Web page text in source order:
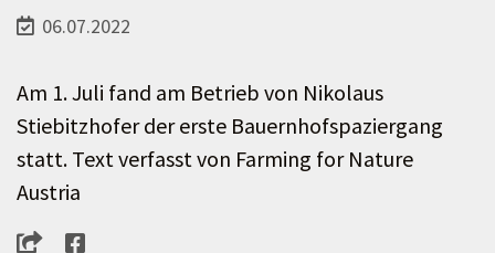
06.07.2022
Am 1. Juli fand am Betrieb von Nikolaus
Stiebitzhofer der erste Bauernhofspaziergang
statt. Text verfasst von Farming for Nature
Austria